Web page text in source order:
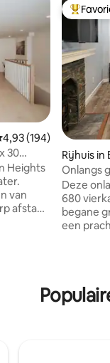
4,93 (194)
30
Heights
van
afstand
Rijhuis in
Onlangs
Deze
680
begane
een
voor een
Center,